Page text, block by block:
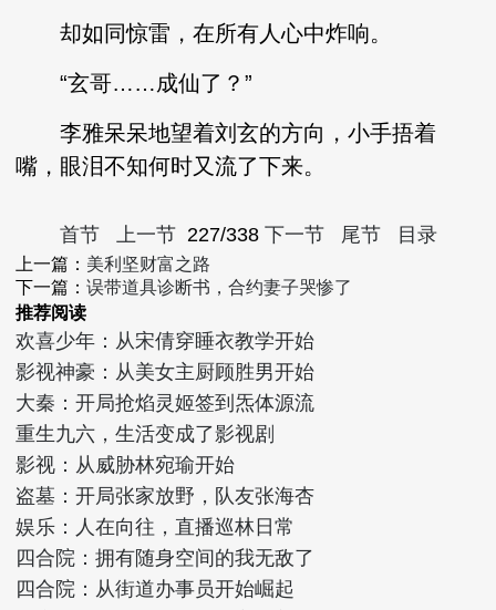
却如同惊雷，在所有人心中炸响。
“玄哥……成仙了？”
李雅呆呆地望着刘玄的方向，小手捂着
嘴，眼泪不知何时又流了下来。
首节 上一节 227/338 下一节 尾节 目录
上一篇： 美利坚财富之路
下一篇：误带道具诊断书，合约妻子哭惨了
推荐阅读
欢喜少年：从宋倩穿睡衣教学开始
影视神豪：从美女主厨顾胜男开始
大秦：开局抢焰灵姬签到炁体源流
重生九六，生活变成了影视剧
影视：从威胁林宛瑜开始
盗墓：开局张家放野，队友张海杏
娱乐：人在向往，直播巡林日常
四合院：拥有随身空间的我无敌了
四合院：从街道办事员开始崛起